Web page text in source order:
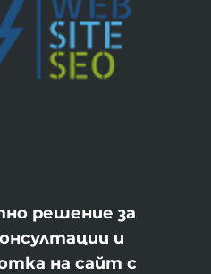
решение за
и
на сайт с